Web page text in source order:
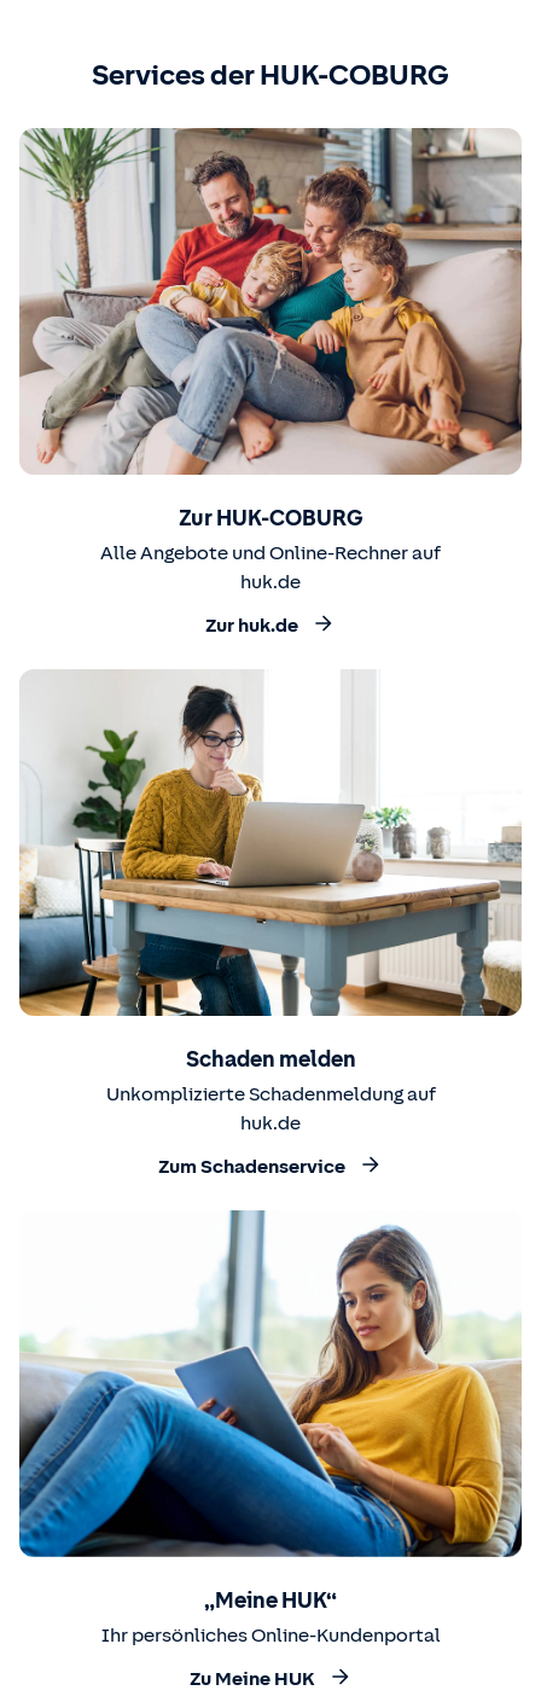
Services der HUK-COBURG
Zur HUK-COBURG
Alle Angebote und Online-Rechner auf
huk.de
Zur huk.de
Schaden melden
Unkomplizierte Schadenmeldung auf
huk.de
Zum Schadenservice
„Meine HUK“
Ihr persönliches Online-Kundenportal
Zu Meine HUK